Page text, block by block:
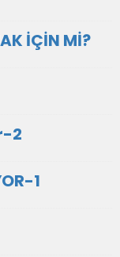
İÇİN Mİ?
2
1